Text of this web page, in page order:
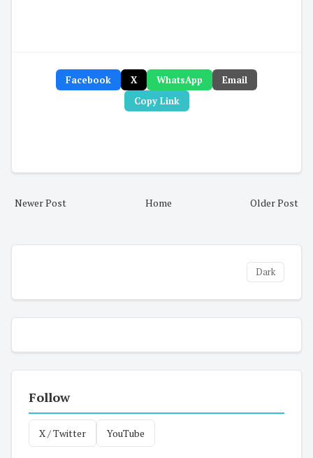
Facebook X WhatsApp
Email
Copy Link
Newer Post Older Post
Home
Dark
Follow
X / Twitter YouTube